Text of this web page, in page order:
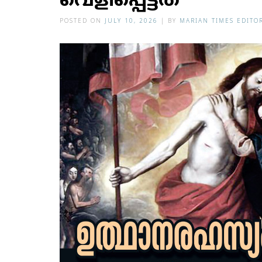
POSTED ON JULY 10, 2026 BY MARIAN TIMES